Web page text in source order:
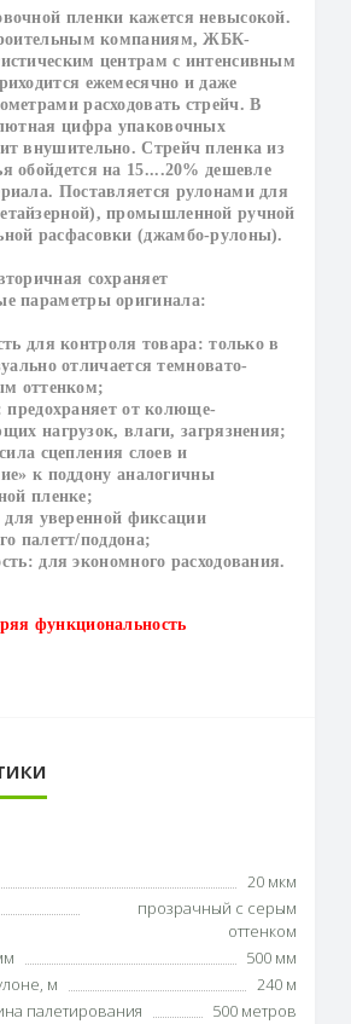
пленки кажется невысокой.
компаниям, ЖБК-
центрам с интенсивным
ежемесячно и даже
расходовать стрейч. В
цифра упаковочных
внушительно. Стрейч пленка из
обойдется на 15....20% дешевле
Поставляется рулонами для
промышленной ручной
расфасовки (джамбо-рулоны).
сохраняет
параметры оригинала:
для контроля товара: только в
отличается темновато-
оттенком;
предохраняет от колюще-
нагрузок, влаги, загрязнения;
сцепления слоев и
к поддону аналогичны
пленке;
для уверенной фиксации
палетт/поддона;
для экономного расходования.
функциональность
20 мкм
прозрачный с серым
оттенком
500 мм
м
240 м
палетирования
500 метров